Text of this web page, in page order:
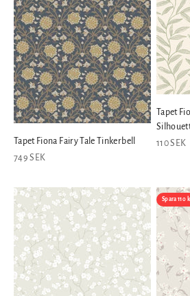
Tapet Fiona Fairy Tale Tinkerbell
REA-pris
749 SEK
Tapet
REA-pris
110 SEK
Spara 110